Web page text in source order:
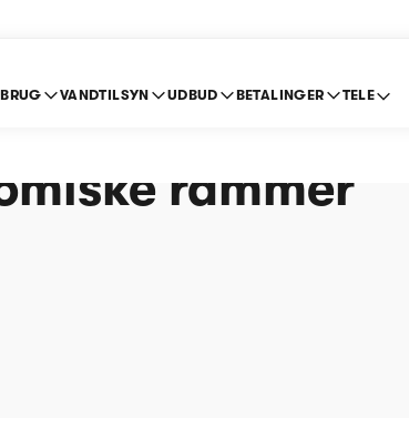
VANDTILSYN UDBUD BETALINGER TELE
rammer